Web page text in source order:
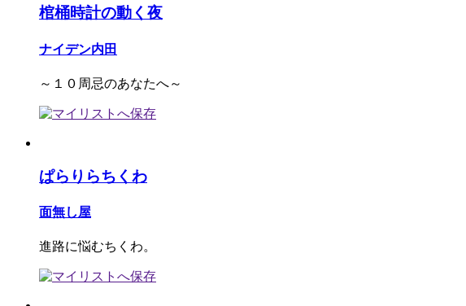
棺桶時計の動く夜
ナイデン内田
～１０周忌のあなたへ～
ぱらりらちくわ
面無し屋
進路に悩むちくわ。